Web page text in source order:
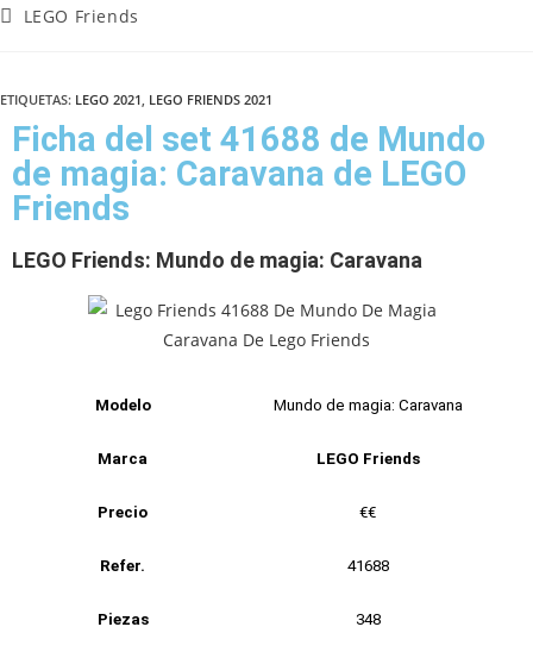
LEGO Friends
ETIQUETAS: LEGO 2021, LEGO FRIENDS 2021
Ficha del set 41688 de Mundo
de magia: Caravana de LEGO
Friends
LEGO Friends: Mundo de magia: Caravana
Modelo Mundo de magia: Caravana
Marca LEGO Friends
Precio €€
Refer. 41688
Piezas 348